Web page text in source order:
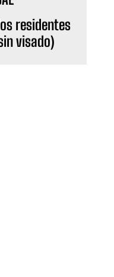
residentes
visado)